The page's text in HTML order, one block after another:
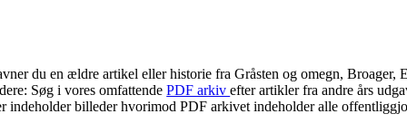
du en ældre artikel eller historie fra Gråsten og omegn,
Søg i vores omfattendePDF arkivefter artikler fra andre års
indeholder billeder hvorimod PDF arkivet indeholder alle